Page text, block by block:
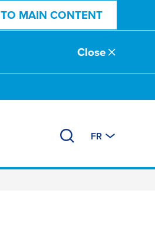
MAIN CONTENT
Close
FR